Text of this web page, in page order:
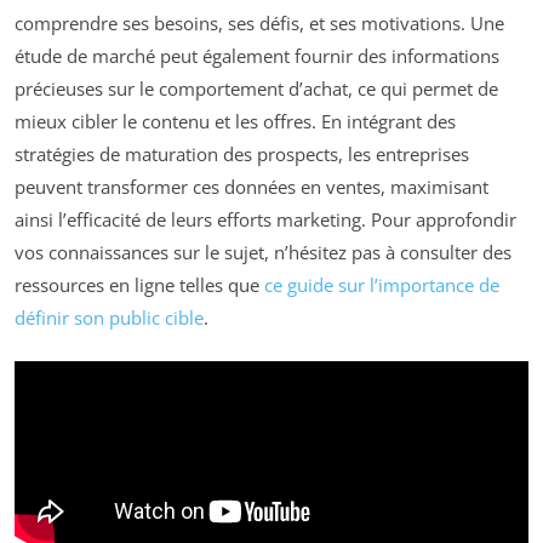
comprendre ses besoins, ses défis, et ses motivations. Une
étude de marché peut également fournir des informations
précieuses sur le comportement d’achat, ce qui permet de
mieux cibler le contenu et les offres. En intégrant des
stratégies de maturation des prospects, les entreprises
peuvent transformer ces données en ventes, maximisant
ainsi l’efficacité de leurs efforts marketing. Pour approfondir
vos connaissances sur le sujet, n’hésitez pas à consulter des
ressources en ligne telles que ce guide sur l’importance de
définir son public cible.